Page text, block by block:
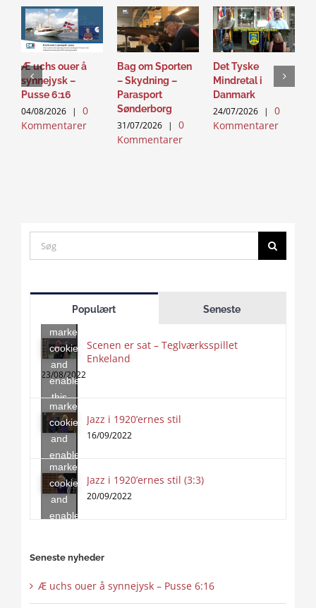
Æ uchs ouer å
synnejysk –
Pusse 6:16
04/08/2026 |
0
Kommentarer
Bag om Sporten
– Skydning –
Parasport
Sønderborg
31/07/2026 |
0
Kommentarer
Det Tyske
Mindretal i
Danmark
24/07/2026 |
0
Kommentarer
Search
for:
Populært Seneste
accept
marketing
cookies
and
enable
this
content
Scenen er sat – Teglværksspillet
Enkeland
23/08/2022
Click
to
marketing
cookies
and
enable
this
content
Jazz i 1920’ernes stil
16/09/2022
Click
to
accept
marketing
cookies
and
enable
Jazz i 1920’ernes stil (3:3)
20/09/2022
Seneste nyheder
Æ uchs ouer å synnejysk – Pusse 6:16